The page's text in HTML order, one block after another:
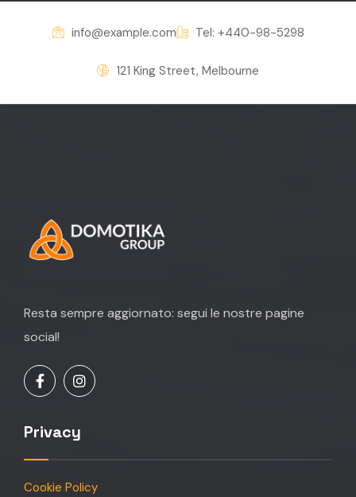
info@example.com Tel: +440-98-5298
121 King Street, Melbourne
Resta sempre aggiornato: segui le nostre pagine
social!
Privacy
Cookie Policy